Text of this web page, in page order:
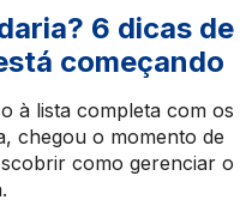
6 dicas de
começando
à lista completa com os
chegou o momento de
como gerenciar o